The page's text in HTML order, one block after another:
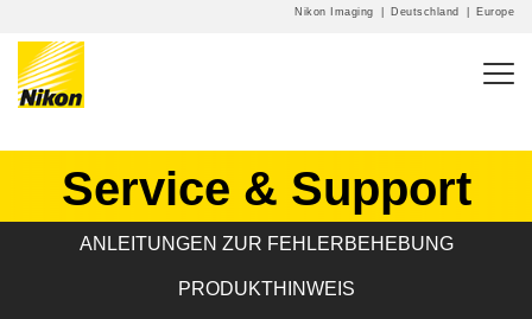
Nikon Imaging | Deutschland | Europe
Service & Support
ANLEITUNGEN ZUR FEHLERBEHEBUNG
PRODUKTHINWEIS